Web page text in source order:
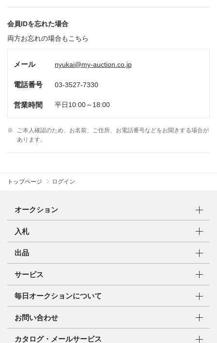
会員IDを忘れた場合
両方お忘れの場合もこちら
メール nyukai@my-auction.co.jp
電話番号 03-3527-7330
営業時間 平日10:00～18:00
※
ご本人確認のため、お名前、ご住所、お電話番号などをお聞きする場合が
あります。
トップページ ログイン
オークション
入札
出品
サービス
毎日オークションについて
お問い合わせ
カタログ・メールサービス